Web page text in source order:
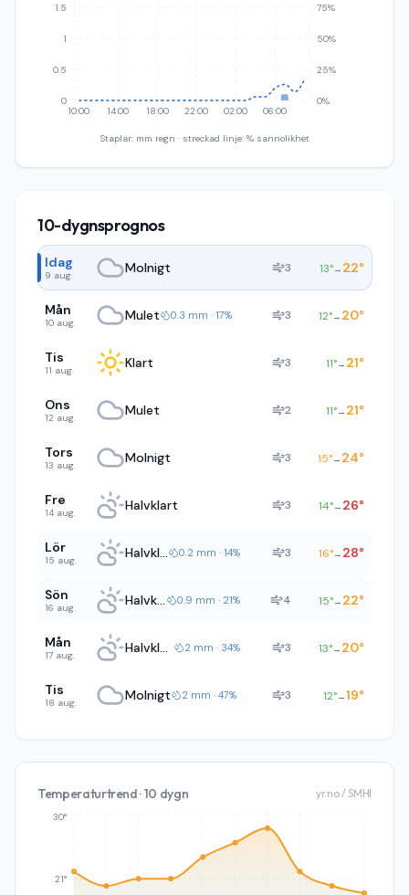
10:00 14:00 18:00 22:00 02:00 06:00
0
0.5
1
1.5
0%
25%
50%
75%
Staplar: mm regn · streckad linje: % sannolikhet
10-dygnsprognos
Idag
9 aug. Molnigt 3 13°→ 22°
Mån
10 aug. Mulet 0.3 mm · 17% 3 12°→ 20°
Tis
11 aug. Klart 3 11°→ 21°
Ons
12 aug. Mulet 2 11°→ 21°
Tors
13 aug. Molnigt 3 15°→ 24°
Fre
14 aug. Halvklart 3 14°→ 26°
Lör
15 aug. Halvklart 0.2 mm · 14% 3 16°→ 28°
Sön
16 aug. Halvklart 0.9 mm · 21% 4 15°→ 22°
Mån
17 aug. Halvklart 2 mm · 34% 3 13°→ 20°
Tis
18 aug. Molnigt 2 mm · 47% 3 12°→19°
Temperaturtrend · 10 dygn yr.no / SMHI
21°
30°